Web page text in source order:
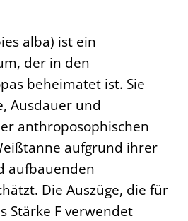
alba) ist ein
der in den
beheimatet ist. Sie
Ausdauer und
anthroposophischen
aufgrund ihrer
aufbauenden
Die Auszüge, die für
Stärke F verwendet